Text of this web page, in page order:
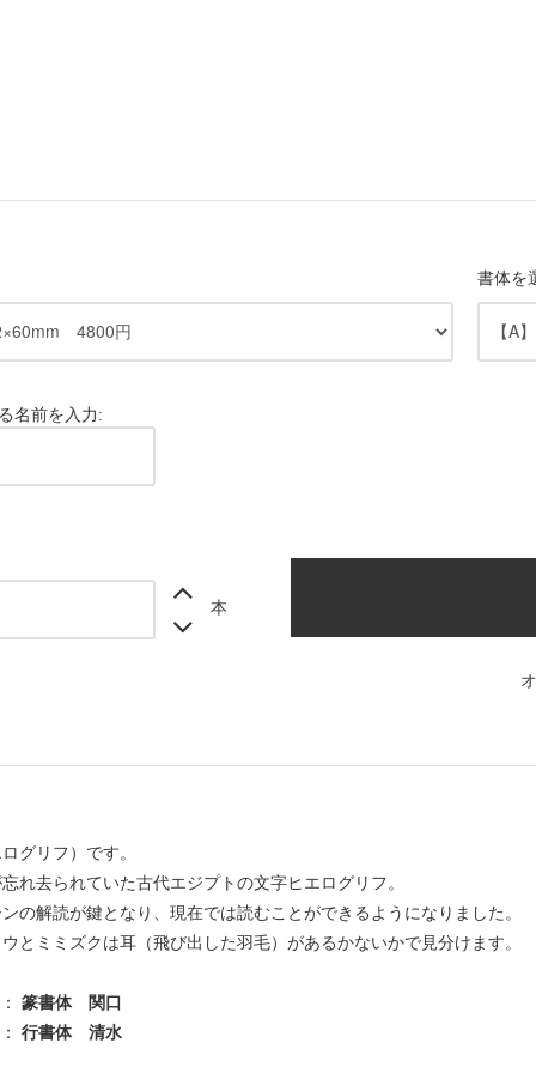
書体を
名前を入力:
本
グリフ）です。
れ去られていた古代エジプトの文字ヒエログリフ。
の解読が鍵となり、現在では読むことができるようになりました。
とミミズクは耳（飛び出した羽毛）があるかないかで見分けます。
篆書体 関口
行書体 清水